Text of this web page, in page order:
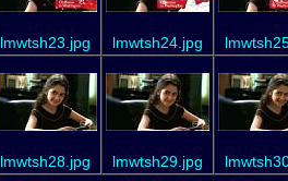
lmwtsh23.jpg lmwtsh24.jpg
lmwtsh28.jpg lmwtsh29.jpg